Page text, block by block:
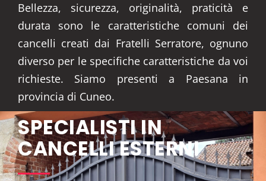
Bellezza, sicurezza, originalità, praticità e
durata sono le caratteristiche comuni dei
cancelli creati dai Fratelli Serratore, ognuno
diverso per le specifiche caratteristiche da voi
richieste. Siamo presenti a Paesana in
provincia di Cuneo.
SPECIALISTI IN
CANCELLI ESTERNI